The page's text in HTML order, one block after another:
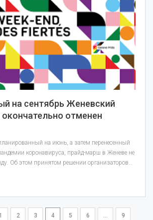
на сентябрь Женевский
отменен
на июнь, а затем перенесенный
коронавируса, прайд-марш в Женеве не
Об этом принятом решении организаторов…
2 3 4 5 6 9